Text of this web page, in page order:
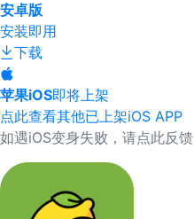
安卓版
安装即用
下载
苹果iOS即将上架
点此查看其他已上架iOS APP
如遇iOS变身失败，请点此反馈